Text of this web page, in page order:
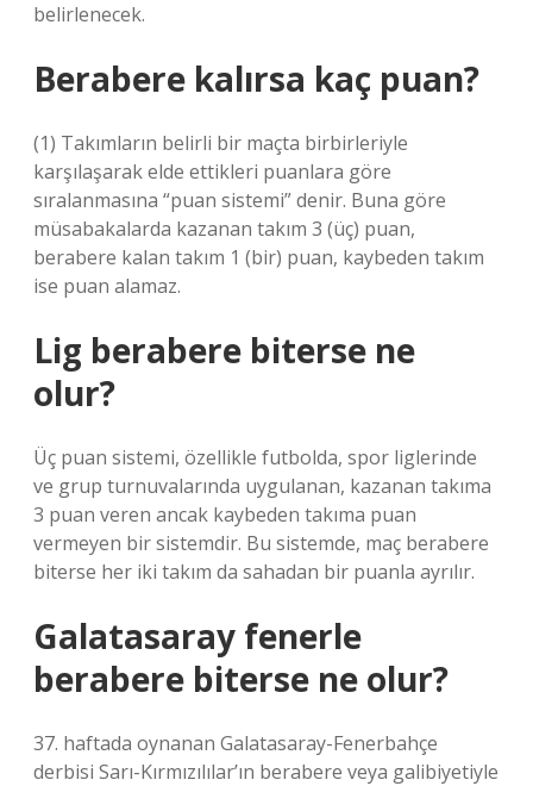
belirlenecek.
Berabere kalırsa kaç puan?
(1) Takımların belirli bir maçta birbirleriyle
karşılaşarak elde ettikleri puanlara göre
sıralanmasına “puan sistemi” denir. Buna göre
müsabakalarda kazanan takım 3 (üç) puan,
berabere kalan takım 1 (bir) puan, kaybeden takım
ise puan alamaz.
Lig berabere biterse ne
olur?
Üç puan sistemi, özellikle futbolda, spor liglerinde
ve grup turnuvalarında uygulanan, kazanan takıma
3 puan veren ancak kaybeden takıma puan
vermeyen bir sistemdir. Bu sistemde, maç berabere
biterse her iki takım da sahadan bir puanla ayrılır.
Galatasaray fenerle
berabere biterse ne olur?
37. haftada oynanan Galatasaray-Fenerbahçe
derbisi Sarı-Kırmızılılar’ın berabere veya galibiyetiyle